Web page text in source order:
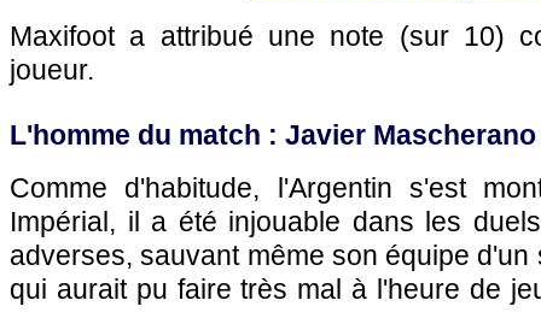
Maxifoot a attribué une note (sur 10)
joueur.
L'homme du match : Javier Mascherano
Comme d'habitude, l'Argentin s'est
Impérial, il a été injouable dans les
adverses, sauvant même son équipe
qui aurait pu faire très mal à l'heure de